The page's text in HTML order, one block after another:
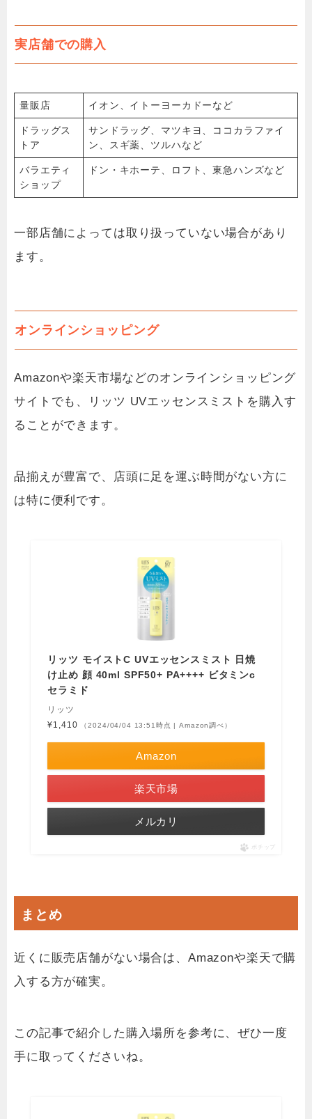
実店舗での購入
量販店 イオン、イトーヨーカドーなど
ドラッグス
トア
サンドラッグ、マツキヨ、ココカラファイ
ン、スギ薬、ツルハなど
バラエティ
ショップ
ドン・キホーテ、ロフト、東急ハンズなど
一部店舗によっては取り扱っていない場合があり
ます。
オンラインショッピング
Amazonや楽天市場などのオンラインショッピング
サイトでも、リッツ UVエッセンスミストを購入す
ることができます。
品揃えが豊富で、店頭に足を運ぶ時間がない方に
は特に便利です。
リッツ モイストC UVエッセンスミスト 日焼
け止め 顔 40ml SPF50+ PA++++ ビタミンc
セラミド
リッツ
¥1,410
（2024/04/04 13:51時点 | Amazon調べ）
Amazon
楽天市場
メルカリ
ポチップ
まとめ
近くに販売店舗がない場合は、Amazonや楽天で購
入する方が確実。
この記事で紹介した購入場所を参考に、ぜひ一度
手に取ってくださいね。